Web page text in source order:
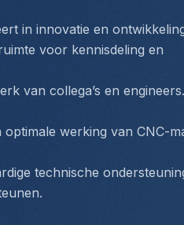
in innovatie en
voor kennisdeling en
van collega’s en engineers.
werking van CNC-
technische